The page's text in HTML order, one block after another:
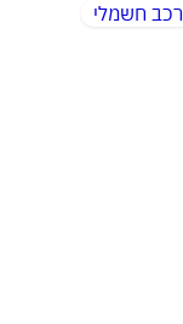
רכב חשמלי